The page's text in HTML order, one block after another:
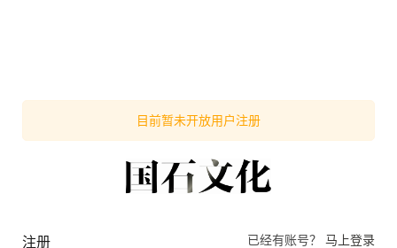
目前暂未开放用户注册
注册 已经有账号？ 马上登录